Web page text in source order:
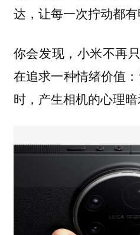
达，让每一次拧动都有
你会发现，小米不再
在追求一种情绪价值
时，产生相机的心理暗